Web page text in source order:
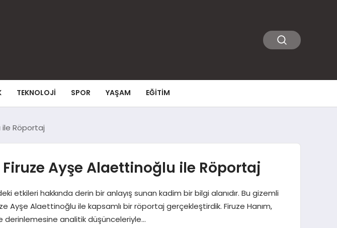
TEKNOLOJI SPOR YAŞAM EĞITIM
ile Röportaj
Ayşe Alaettinoğlu ile Röportaj
etkileri hakkında derin bir anlayış sunan kadim bir bilgi alanıdır. Bu gizemli
Ayşe Alaettinoğlu ile kapsamlı bir röportaj gerçekleştirdik. Firuze Hanım,
derinlemesine analitik düşünceleriyle…